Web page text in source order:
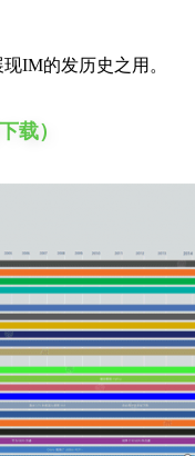
IM的发历史之用。
载）